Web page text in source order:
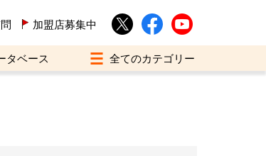
加盟店募集中
タベース